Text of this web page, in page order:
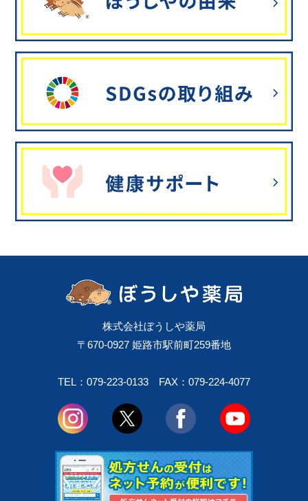
株式会社ぼうしや薬局
〒670-0927 姫路市駅前町259番地
TEL：079-223-0133 FAX：079-224-4077